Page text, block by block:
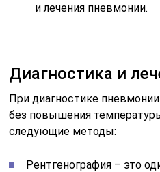
и лечения пневмонии.
Диагностика и
При диагностике
без повышения
следующие методы:
Рентгенография – это